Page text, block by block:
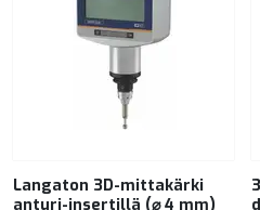
Langaton 3D-mittakärki
anturi-insertillä (⌀ 4 mm)